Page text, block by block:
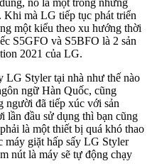
mà LG tiếp tục phát triển
một kiểu theo xu hướng thời
S5GFO và S5BFO là 2 sản
2021 của LG.
LG Styler tại nhà như thế nào
ngữ Hàn Quốc, cũng
người đã tiếp xúc với sản
lần đầu sử dụng thì bạn cũng
là một thiết bị quá khó thao
máy giặt hấp sấy LG Styler
nút là máy sẽ tự động chạy